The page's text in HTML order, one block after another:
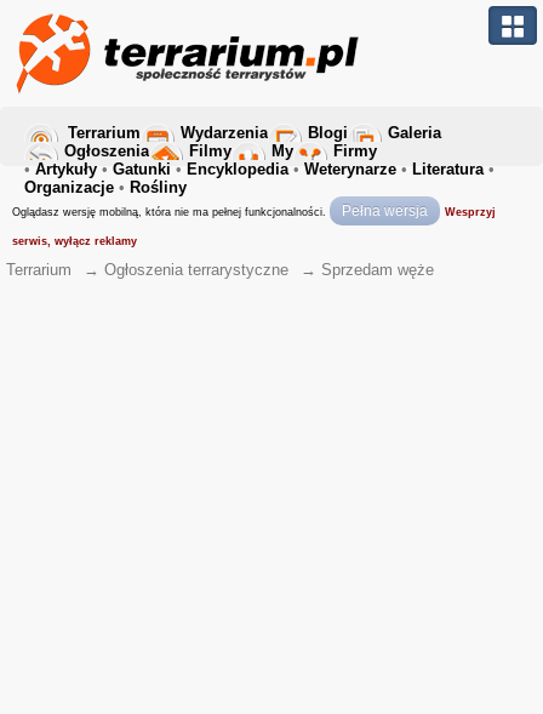
Terrarium Wydarzenia Blogi
Galeria
Ogłoszenia
Filmy My
Firmy
• Artykuły • Gatunki • Encyklopedia• Weterynarze • Literatura•
Organizacje • Rośliny
Oglądasz wersję mobilną, która nie ma pełnej funkcjonalności. Pełna wersja Wesprzyj
serwis, wyłącz reklamy
Terrarium → Ogłoszenia terrarystyczne → Sprzedam węże